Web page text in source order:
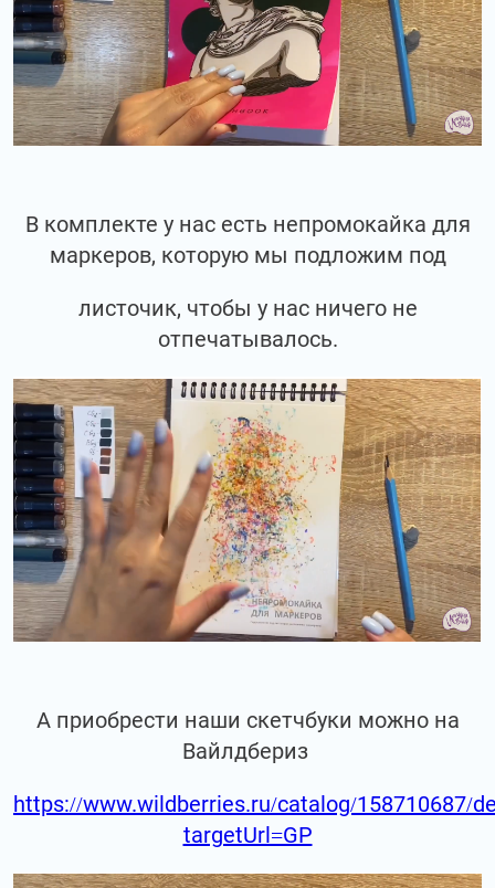
В комплекте у нас есть непромокайка для
маркеров, которую мы подложим под
листочик, чтобы у нас ничего не
отпечатывалось.
А приобрести наши скетчбуки можно на
Вайлдбериз
https://www.wildberries.ru/catalog/158710687/
targetUrl=GP